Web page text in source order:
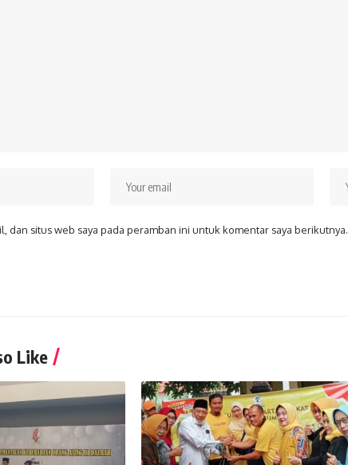
dan situs web saya pada peramban ini untuk komentar saya berikutnya.
Like